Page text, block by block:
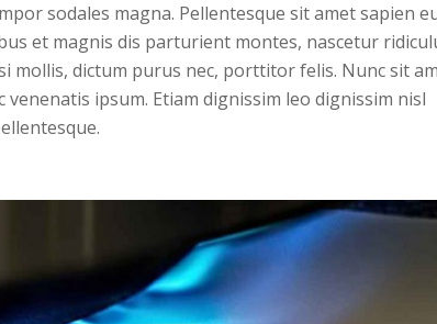
sodales magna. Pellentesque sit amet sapien
et magnis dis parturient montes, nascetur
mollis, dictum purus nec, porttitor felis. Nunc sit
venenatis ipsum. Etiam dignissim leo dignissim nisl